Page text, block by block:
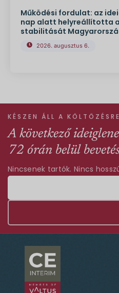
Működési fordulat: az
nap alatt helyreállította
stabilitását
2026. augusztus 6.
KÉSZEN ÁLL A
A következő
72 órán belül
Nincsenek tartók. Nincs